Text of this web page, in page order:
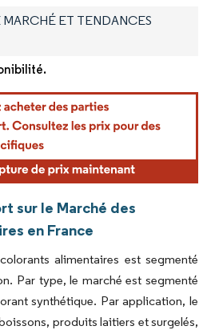
ET TENDANCES
sur le Marché des
en France
alimentaires est segmenté
Par type, le marché est segmenté
synthétique. Par application, le
produits laitiers et surgelés,